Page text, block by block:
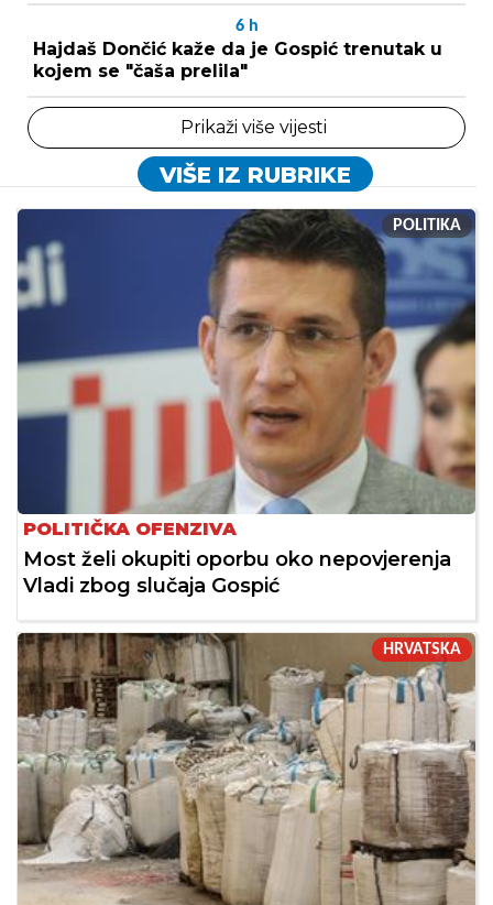
6 h
Hajdaš Dončić kaže da je Gospić trenutak u
kojem se "čaša prelila"
Prikaži više vijesti
VIŠE IZ RUBRIKE
POLITIKA
POLITIČKA OFENZIVA
Most želi okupiti oporbu oko nepovjerenja
Vladi zbog slučaja Gospić
HRVATSKA